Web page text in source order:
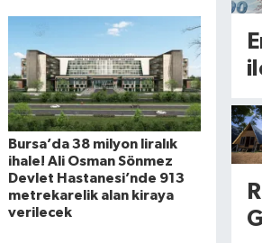
Bursa’da 38 milyon liralık
ihale! Ali Osman Sönmez
Devlet Hastanesi’nde 913
metrekarelik alan kiraya
verilecek
a